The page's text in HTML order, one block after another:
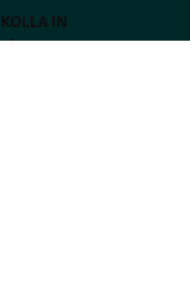
KOLLA IN
Våra tävlingar